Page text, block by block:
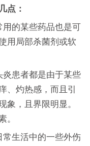
点：
的某些药品也是可
用局部杀菌剂或软
患者都是由于某些
、灼热感，而且引
象，且界限明显。
。
生活中的一些外伤